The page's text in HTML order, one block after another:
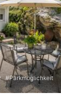
#Parkmöglichkeit